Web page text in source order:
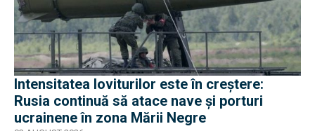
Intensitatea loviturilor este în creștere:
Rusia continuă să atace nave și porturi
ucrainene în zona Mării Negre